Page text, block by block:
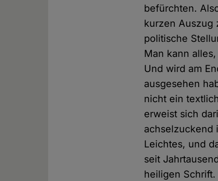
befürchten.
kurzen Auszug
politische
Man kann
Und wird am
ausgesehen
nicht ein
erweist sich
achselzuckend
Leichtes, und
seit
heiligen